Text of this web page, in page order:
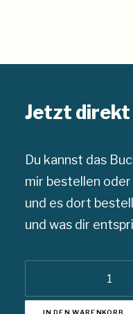
Jetzt direkt
Du kannst das
mir bestellen
und es dort
und was dir
IN DEN WARENKORB